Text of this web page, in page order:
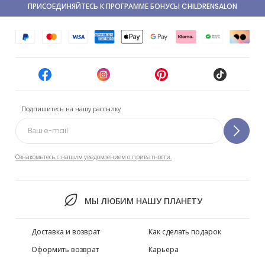
Подпишитесь на нашу рассылку
Ознакомьтесь с нашим уведомлением о приватности.
МЫ ЛЮБИМ НАШУ ПЛАНЕТУ
ПРИСОЕДИНЯЙТЕСЬ К ПРОГРАММЕ БОНУСЫ CHILDRENSALON
Доставка и возврат
Оформить возврат
Как сделать подарок
Карьера